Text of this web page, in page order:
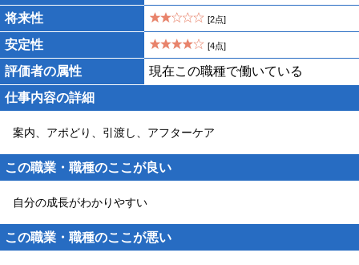
将来性 [2点]
安定性 [4点]
評価者の属性
現在この職種で働いている
仕事内容の詳細
案内、アポどり、引渡し、アフターケア
この職業・職種のここが良い
自分の成長がわかりやすい
この職業・職種のここが悪い